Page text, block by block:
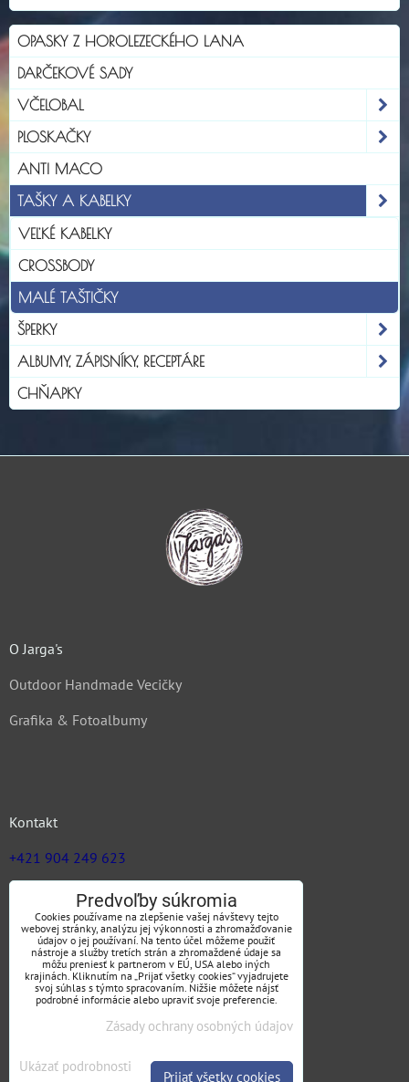
OPASKY Z HOROLEZECKÉHO LANA
DARČEKOVÉ SADY
VČELOBAL
PLOSKAČKY
ANTI MACO
TAŠKY A KABELKY
VEĽKÉ KABELKY
CROSSBODY
MALÉ TAŠTIČKY
ŠPERKY
ALBUMY, ZÁPISNÍKY, RECEPTÁRE
CHŇAPKY
O Jarga's
Outdoor Handmade Vecičky
Grafika & Fotoalbumy
Kontakt
+421 904 249 623
zuz@jargas.sk
Obchodné podmienky
Predvoľby súkromia
Cookies používame na zlepšenie vašej návštevy tejto
webovej stránky, analýzu jej výkonnosti a zhromažďovanie
údajov o jej používaní. Na tento účel môžeme použiť
nástroje a služby tretích strán a zhromaždené údaje sa
môžu preniesť k partnerom v EÚ, USA alebo iných
krajinách. Kliknutím na „Prijať všetky cookies“ vyjadrujete
svoj súhlas s týmto spracovaním. Nižšie môžete nájsť
podrobné informácie alebo upraviť svoje preferencie.
Zásady ochrany osobných údajov
Ukázať podrobnosti
Prijať všetky cookies